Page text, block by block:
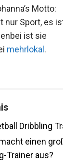
Motto:
Sport, es ist
ist sie
mehrlokal.
Dribbling
einen
Dribbling-